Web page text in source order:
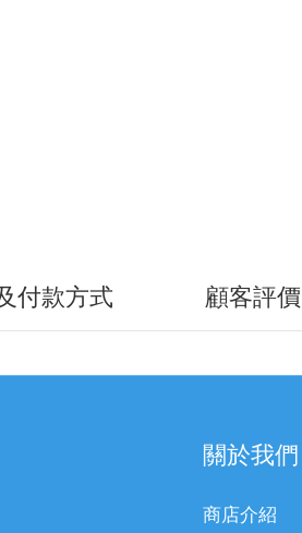
付款方式 顧客評價
關於我們
商店介紹